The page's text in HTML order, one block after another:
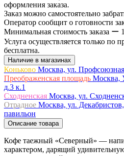
оформления заказа.
Заказ можно самостоятельно
Оператор сообщит о готовности
Минимальная стоимость заказа ー
Услуга осуществляется только по
бесплатна.
Наличие в магазинах
Коньково Москва, ул.
Преображенская площадь Москва,
д.3 к.1
Сходненская Москва, ул.
Отрадное Москва, ул.
павильон
Описание товара
Кофе таежный «Северный» —
характером, дарящий